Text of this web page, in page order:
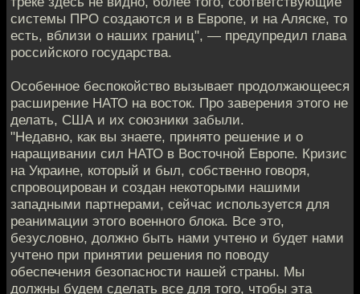
системы ПРО создаются и в Европе, и на Аляске, то
есть, вблизи о наших границ", — предупредил глава
российского государства.
Особенное беспокойство вызывает продолжающееся
расширение НАТО на восток. Про заверения этого не
делать, США и их союзники забыли.
"Недавно, как вы знаете, принято решение и о
наращивании сил НАТО в Восточной Европе. Кризис
на Украине, который и был, собственно говоря,
спровоцирован и создан некоторыми нашими
западными партнерами, сейчас используется для
реанимации этого военного блока. Все это,
безусловно, должно быть нами учтено и будет нами
учтено при принятии решения по поводу
обеспечения безопасности нашей страны. Мы
должны будем сделать все для того, чтобы эта